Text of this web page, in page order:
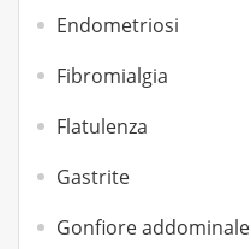
Endometriosi
Fibromialgia
Flatulenza
Gastrite
Gonfiore addominale